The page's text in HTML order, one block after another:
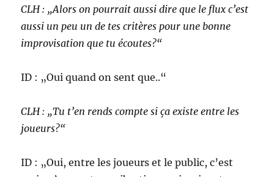
CLH : „Alors on pourrait aussi dire que le flux c’est
aussi un peu un de tes critères pour une bonne
improvisation que tu écoutes?“
ID : „Oui quand on sent que..“
CLH : „Tu t’en rends compte si ça existe entre les
joueurs?“
ID : „Oui, entre les joueurs et le public, c’est